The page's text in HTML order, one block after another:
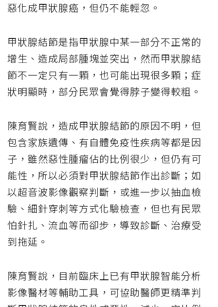
惡化成甲狀腺癌，但仍不能輕忽。
甲狀腺結節是指甲狀腺中某一部分不正常的
增生、造成局部腫塊並突出，然而甲狀腺結
節不一定只有一顆，也可能出現很多顆；症
狀明顯時，部分民眾會覺得脖子變得較粗。
陳育賢說，造成甲狀腺結節的原因不明，但
包含家族遺傳、有自體免疫性疾病等都是因
子，雖然惡性腫瘤佔的比例很少，但仍有可
能性，所以必須對甲狀腺結節作出診斷；如
以超音波影像觀察判斷，或進一步以抽血檢
驗、細針穿刺等方式化驗檢查，但也有民眾
怕針扎、流血等而卻步，導致診斷、治療受
到拖延。
陳育賢說，目前臨床上已有甲狀腺智能分析
影像醫材等輔助工具，可協助醫師更精準判